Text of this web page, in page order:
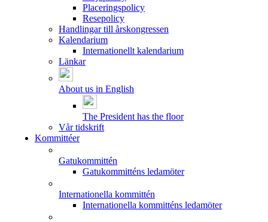
Placeringspolicy
Resepolicy
Handlingar till årskongressen
Kalendarium
Internationellt kalendarium
Länkar
About us in English
The President has the floor
Vår tidskrift
Kommittéer
Gatukommittén
Gatukommitténs ledamöter
Internationella kommittén
Internationella kommitténs ledamöter